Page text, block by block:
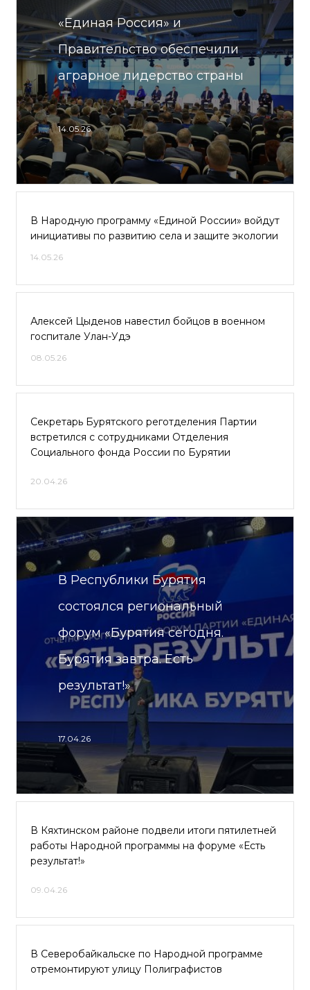
«Единая Россия» и
Правительство обеспечили
аграрное лидерство страны
14.05.26
В Народную программу «Единой России» войдут
инициативы по развитию села и защите экологии
14.05.26
Алексей Цыденов навестил бойцов в военном
госпитале Улан-Удэ
08.05.26
Секретарь Бурятского реготделения Партии
встретился с сотрудниками Отделения
Социального фонда России по Бурятии
20.04.26
В Республики Бурятия
состоялся региональный
форум «Бурятия сегодня.
Бурятия завтра. Есть
результат!»
17.04.26
В Кяхтинском районе подвели итоги пятилетней
работы Народной программы на форуме «Есть
результат!»
09.04.26
В Северобайкальске по Народной программе
отремонтируют улицу Полиграфистов